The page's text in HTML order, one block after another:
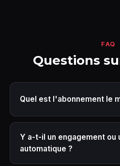
FAQ
Questions
Quel est l'abonnement le
Y a-t-il un engagement ou
automatique ?